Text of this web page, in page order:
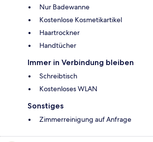
Nur Badewanne
Kostenlose Kosmetikartikel
Haartrockner
Handtücher
Immer in Verbindung bleiben
Schreibtisch
Kostenloses WLAN
Sonstiges
Zimmerreinigung auf Anfrage